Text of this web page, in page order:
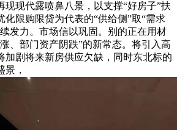
现现代露喷鼻八景，以支撑“好房子”扶
化限购限贷为代表的“供给侧”取“需求
发力。市场信以巩固。别的正在用材
、部门资产阴跌”的新常态。将引入高
加剧将来新房供应欠缺，同时东北标的
景，